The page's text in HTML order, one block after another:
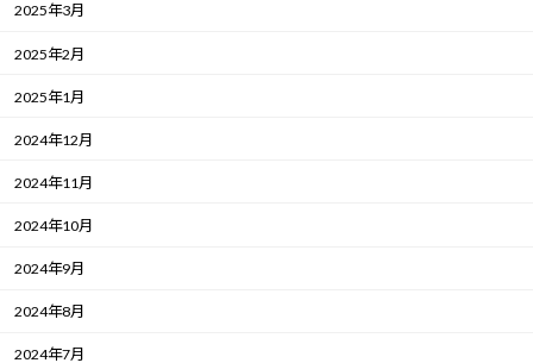
2025年3月
2025年2月
2025年1月
2024年12月
2024年11月
2024年10月
2024年9月
2024年8月
2024年7月